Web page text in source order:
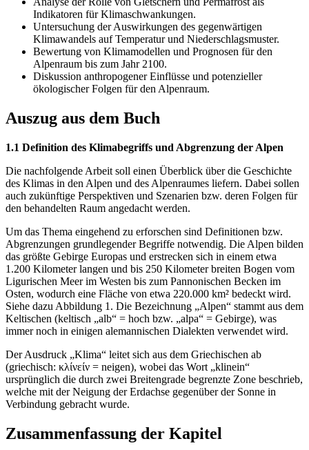
Indikatoren für Klimaschwankungen.
Untersuchung der Auswirkungen des gegenwärtigen
Klimawandels auf Temperatur und Niederschlagsmuster.
Bewertung von Klimamodellen und Prognosen für den
Alpenraum bis zum Jahr 2100.
Diskussion anthropogener Einflüsse und potenzieller
ökologischer Folgen für den Alpenraum.
Auszug aus dem Buch
1.1 Definition des Klimabegriffs und Abgrenzung der Alpen
Die nachfolgende Arbeit soll einen Überblick über die Geschichte
des Klimas in den Alpen und des Alpenraumes liefern. Dabei sollen
auch zukünftige Perspektiven und Szenarien bzw. deren Folgen für
den behandelten Raum angedacht werden.
Um das Thema eingehend zu erforschen sind Definitionen bzw.
Abgrenzungen grundlegender Begriffe notwendig. Die Alpen bilden
das größte Gebirge Europas und erstrecken sich in einem etwa
1.200 Kilometer langen und bis 250 Kilometer breiten Bogen vom
Ligurischen Meer im Westen bis zum Pannonischen Becken im
Osten, wodurch eine Fläche von etwa 220.000 km² bedeckt wird.
Siehe dazu Abbildung 1. Die Bezeichnung „Alpen“ stammt aus dem
Keltischen (keltisch „alb“ = hoch bzw. „alpa“ = Gebirge), was
immer noch in einigen alemannischen Dialekten verwendet wird.
Der Ausdruck „Klima“ leitet sich aus dem Griechischen ab
(griechisch: κλίνείν = neigen), wobei das Wort „klinein“
ursprünglich die durch zwei Breitengrade begrenzte Zone beschrieb,
welche mit der Neigung der Erdachse gegenüber der Sonne in
Verbindung gebracht wurde.
Zusammenfassung der Kapitel